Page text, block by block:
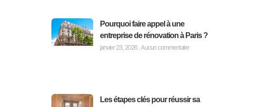
Pourquoi faire appel à une
entreprise de rénovation à Paris ?
janvier 23, 2026 Aucun commentaire
Les étapes clés pour réussir sa